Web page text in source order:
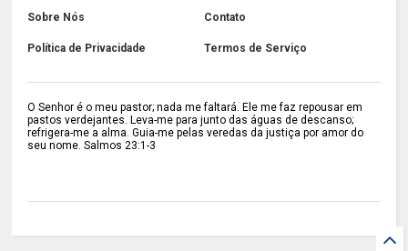
Sobre Nós Contato
Política de Privacidade Termos de Serviço
O Senhor é o meu pastor; nada me faltará. Ele me faz repousar em
pastos verdejantes. Leva-me para junto das águas de descanso;
refrigera-me a alma. Guia-me pelas veredas da justiça por amor do
seu nome. Salmos 23:1-3